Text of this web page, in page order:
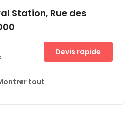
Station, Rue des
Espaces de détente
Devis rapide
tout